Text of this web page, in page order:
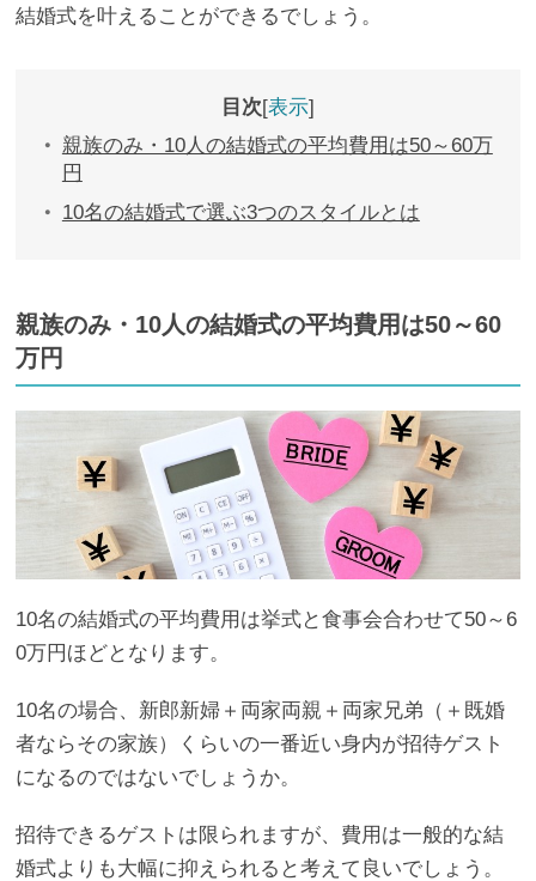
結婚式を叶えることができるでしょう。
目次 表示
親族のみ・10人の結婚式の平均費用は50～60万
円
10名の結婚式で選ぶ3つのスタイルとは
親族のみ・10人の結婚式の平均費用は50～60
万円
10名の結婚式の平均費用は挙式と食事会合わせて50～6
0万円ほどとなります。
10名の場合、新郎新婦＋両家両親＋両家兄弟（＋既婚
者ならその家族）くらいの一番近い身内が招待ゲスト
になるのではないでしょうか。
招待できるゲストは限られますが、費用は一般的な結
婚式よりも大幅に抑えられると考えて良いでしょう。